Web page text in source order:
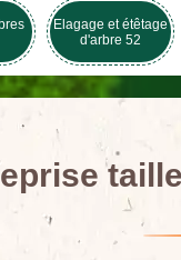
Elagage et étêtage
d'arbre 52